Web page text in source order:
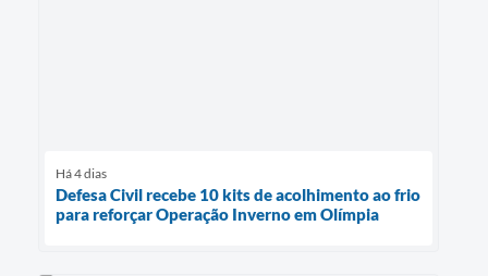
Há 4 dias
Defesa Civil recebe 10 kits de acolhimento ao frio
para reforçar Operação Inverno em Olímpia